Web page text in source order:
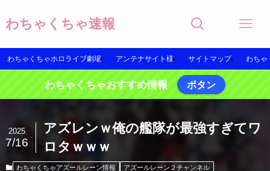
わちゃくちゃ速報
わちゃくちゃホロライブ劇場 アンテナサイト様 サイトマップ わちゃ
わちゃくちゃおすすめ情報 ボタン
アズレンｗ俺の艦隊が最強すぎてワ
ロタｗｗｗ
2025
7/16
わちゃくちゃアズールレーン情報 アズールレーン２チャンネル